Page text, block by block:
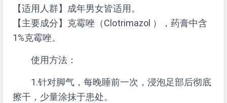
【适用人群】成年男女皆适用。
【主要成分】克霉唑（Clotrimazol ），药膏中含
1%克霉唑。
使用方法：
1.针对脚气，每晚睡前一次，浸泡足部后彻底
擦干，少量涂抹于患处。